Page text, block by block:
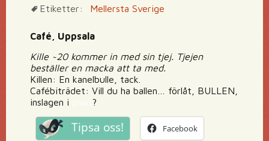
Etiketter:
Mellersta Sverige
Café, Uppsala
Kille ~20 kommer in med sin tjej. Tjejen
beställer en macka att ta med.
Killen: En kanelbulle, tack.
Cafébiträdet: Vill du ha ballen… förlåt, BULLEN,
inslagen i
?
Tipsa oss! Facebook